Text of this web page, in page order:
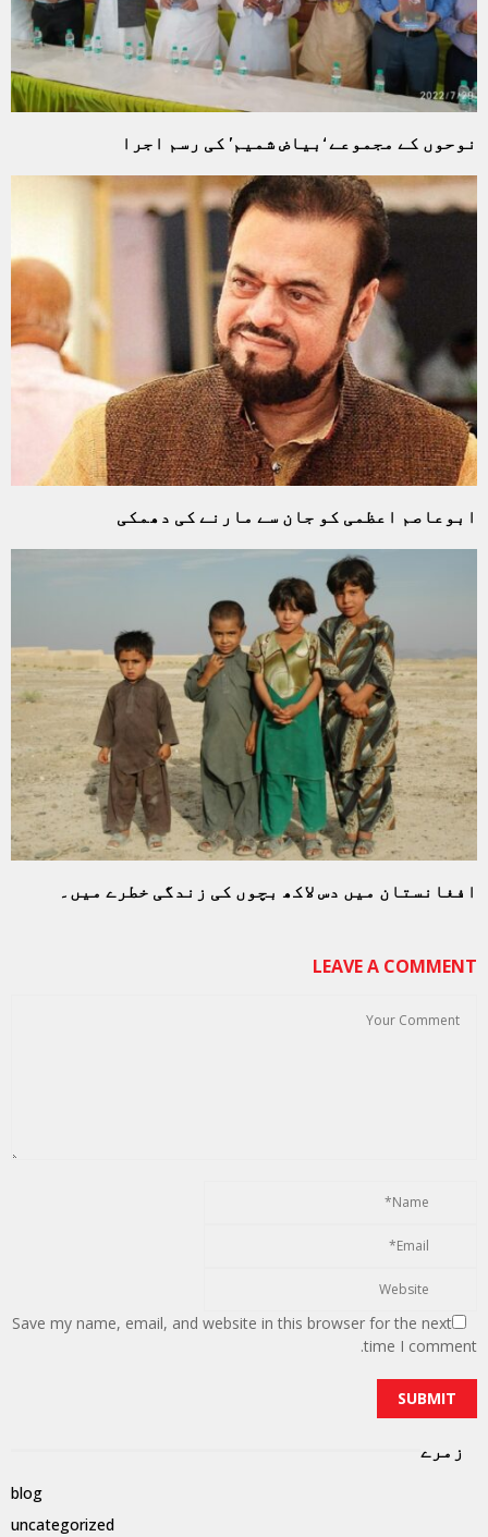
نوحوں کے مجموعے ‘بیاض شمیم’ کی رسم اجرا
ابوعاصم اعظمی کو جان سے مارنے کی دھمکی
افغانستان میں دس لاکھ بچوں کی زندگی خطرے میں۔
LEAVE A COMMENT
Save my name, email, and website in this browser for the next
time I comment.
زمرے
blog
uncategorized